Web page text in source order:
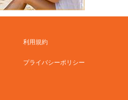
利用規約
プライバシーポリシー